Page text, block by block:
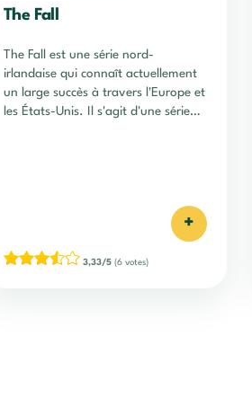
The Fall
The Fall est une série nord-
irlandaise qui connaît actuellement
un large succès à travers l'Europe et
les États-Unis. Il s'agit d'une série
+
3,33/5 (6 votes)